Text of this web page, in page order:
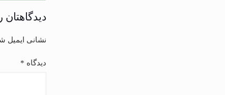
دیدگاهتان
نشانی ایمیل
دیدگاه *